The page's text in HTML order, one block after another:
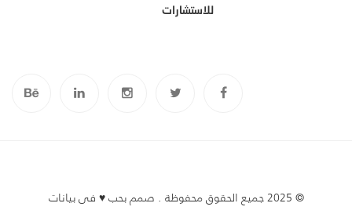
للاستشارات
©2025 جميع الحقوق محفوظة . صمم بحب ♥ فى بيانات